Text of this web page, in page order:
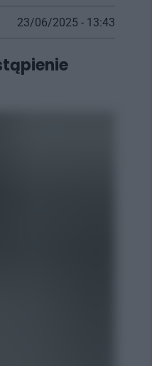
23/06/2025 - 13:43